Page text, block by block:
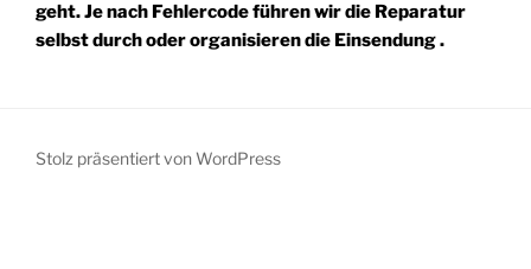
geht. Je nach Fehlercode führen wir die Reparatur
selbst durch oder organisieren die Einsendung .
Stolz präsentiert von WordPress